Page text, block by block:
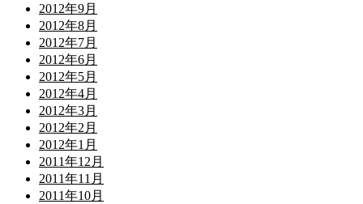
2012年9月
2012年8月
2012年7月
2012年6月
2012年5月
2012年4月
2012年3月
2012年2月
2012年1月
2011年12月
2011年11月
2011年10月